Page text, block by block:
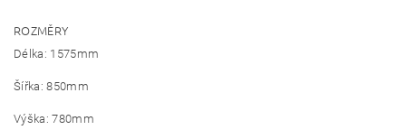
ROZMĚRY
Délka: 1575mm
Šířka: 850mm
Výška: 780mm